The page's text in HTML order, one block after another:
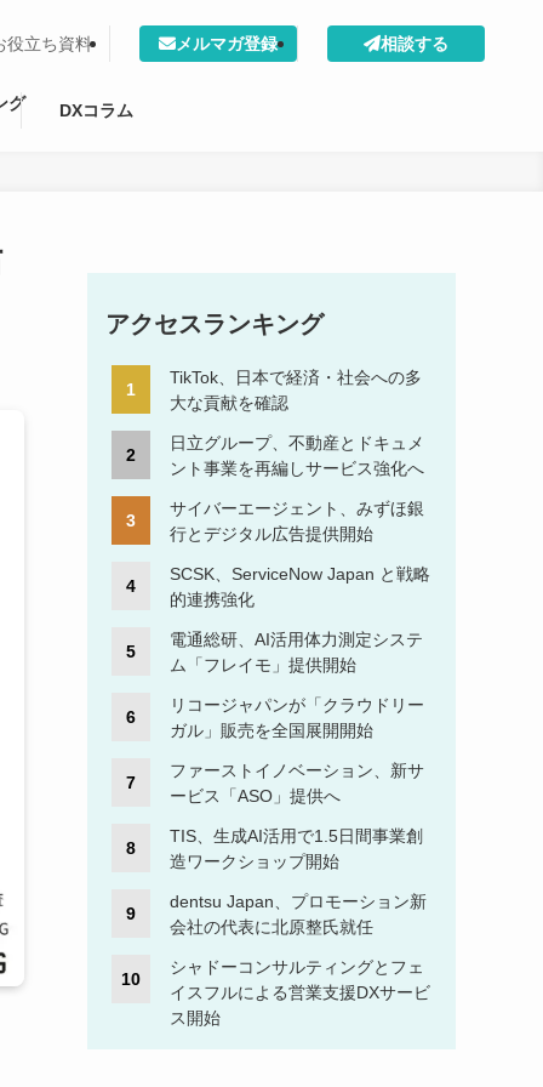
役立ち資料 メルマガ登録 相談する
グ
DXコラム
アクセスランキング
TikTok、日本で経済・社会への多
大な貢献を確認
日立グループ、不動産とドキュメ
ント事業を再編しサービス強化へ
サイバーエージェント、みずほ銀
行とデジタル広告提供開始
SCSK、ServiceNow Japan と戦略
的連携強化
電通総研、AI活用体力測定システ
ム「フレイモ」提供開始
リコージャパンが「クラウドリー
ガル」販売を全国展開開始
ファーストイノベーション、新サ
ービス「ASO」提供へ
TIS、生成AI活用で1.5日間事業創
造ワークショップ開始
dentsu Japan、プロモーション新
会社の代表に北原整氏就任
シャドーコンサルティングとフェ
イスフルによる営業支援DXサービ
ス開始